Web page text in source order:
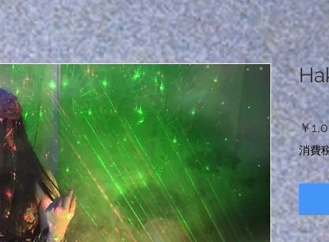
￥
消費